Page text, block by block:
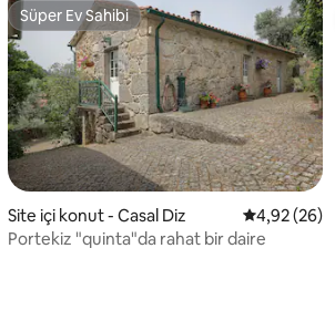
ortalama 4,9 puan, 30 değerlendirme
Süper Ev Sahibi
Süper Ev Sahibi
Site içi konut - Casal Diz 54,92 (26)
Portekiz "quinta"da rahat bir daire